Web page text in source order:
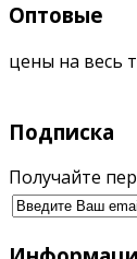
Оптовые
цены на весь
Подписка
Получайте